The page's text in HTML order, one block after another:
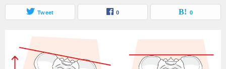
Tweet 0 0